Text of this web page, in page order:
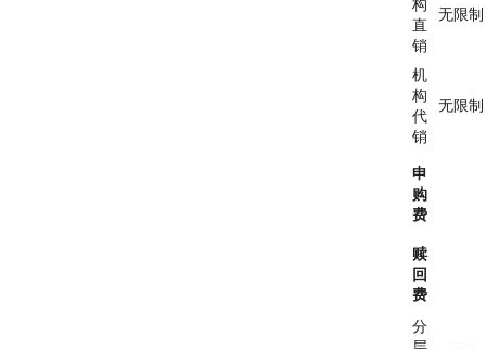
构
直
销
无限制
机
构
代
销
无限制
申
购
费
赎
回
费
分